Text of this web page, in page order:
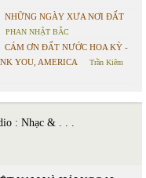
NHỮNG NGÀY XƯA NƠI ĐẤT
PHAN NHẬT BẮC
CÁM ƠN ĐẤT NƯỚC HOA KỲ -
YOU, AMERICA
Trần Kiêm
: Nhạc & . . .